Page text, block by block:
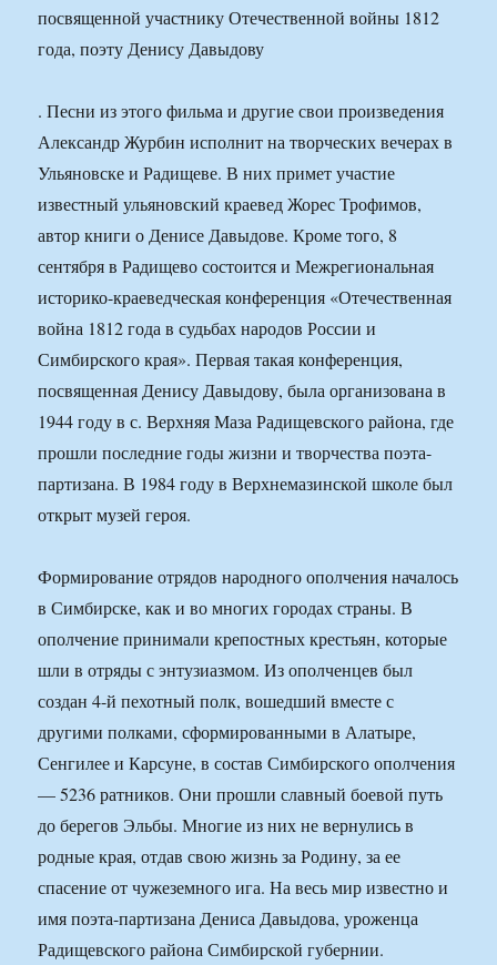
посвященной участнику Отечественной войны 1812
года, поэту Денису Давыдову
. Песни из этого фильма и другие свои произведения
Александр Журбин исполнит на творческих вечерах в
Ульяновске и Радищеве. В них примет участие
известный ульяновский краевед Жорес Трофимов,
автор книги о Денисе Давыдове. Кроме того, 8
сентября в Радищево состоится и Межрегиональная
историко-краеведческая конференция «Отечественная
война 1812 года в судьбах народов России и
Симбирского края». Первая такая конференция,
посвященная Денису Давыдову, была организована в
1944 году в с. Верхняя Маза Радищевского района, где
прошли последние годы жизни и творчества поэта-
партизана. В 1984 году в Верхнемазинской школе был
открыт музей героя.
Формирование отрядов народного ополчения началось
в Симбирске, как и во многих городах страны. В
ополчение принимали крепостных крестьян, которые
шли в отряды с энтузиазмом. Из ополченцев был
создан 4-й пехотный полк, вошедший вместе с
другими полками, сформированными в Алатыре,
Сенгилее и Карсуне, в состав Симбирского ополчения
— 5236 ратников. Они прошли славный боевой путь
до берегов Эльбы. Многие из них не вернулись в
родные края, отдав свою жизнь за Родину, за ее
спасение от чужеземного ига. На весь мир известно и
имя поэта-партизана Дениса Давыдова, уроженца
Радищевского района Симбирской губернии.